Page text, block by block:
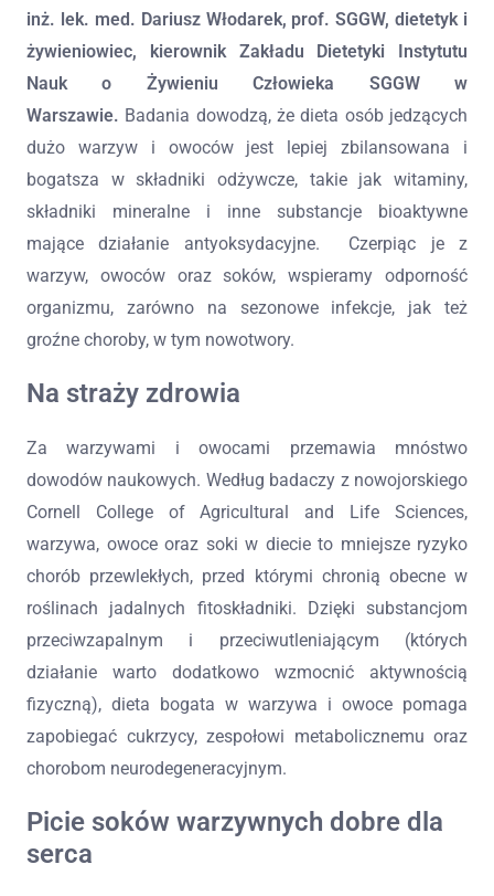
inż. lek. med. Dariusz Włodarek, prof. SGGW, dietetyk i
żywieniowiec, kierownik Zakładu Dietetyki Instytutu
Nauk o Żywieniu Człowieka SGGW w
Warszawie. Badania dowodzą, że dieta osób jedzących
dużo warzyw i owoców jest lepiej zbilansowana i
bogatsza w składniki odżywcze, takie jak witaminy,
składniki mineralne i inne substancje bioaktywne
mające działanie antyoksydacyjne. Czerpiąc je z
warzyw, owoców oraz soków, wspieramy odporność
organizmu, zarówno na sezonowe infekcje, jak też
groźne choroby, w tym nowotwory.
Na straży zdrowia
Za warzywami i owocami przemawia mnóstwo
dowodów naukowych. Według badaczy z nowojorskiego
Cornell College of Agricultural and Life Sciences,
warzywa, owoce oraz soki w diecie to mniejsze ryzyko
chorób przewlekłych, przed którymi chronią obecne w
roślinach jadalnych fitoskładniki. Dzięki substancjom
przeciwzapalnym i przeciwutleniającym (których
działanie warto dodatkowo wzmocnić aktywnością
fizyczną), dieta bogata w warzywa i owoce pomaga
zapobiegać cukrzycy, zespołowi metabolicznemu oraz
chorobom neurodegeneracyjnym.
Picie soków warzywnych dobre dla
serca